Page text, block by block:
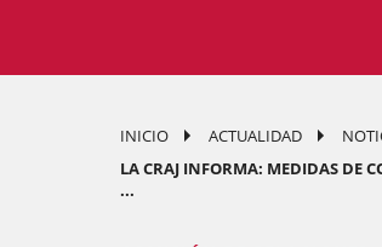
INICIO ACTUALIDAD
LA CRAJ INFORMA: MEDIDAS DE
...